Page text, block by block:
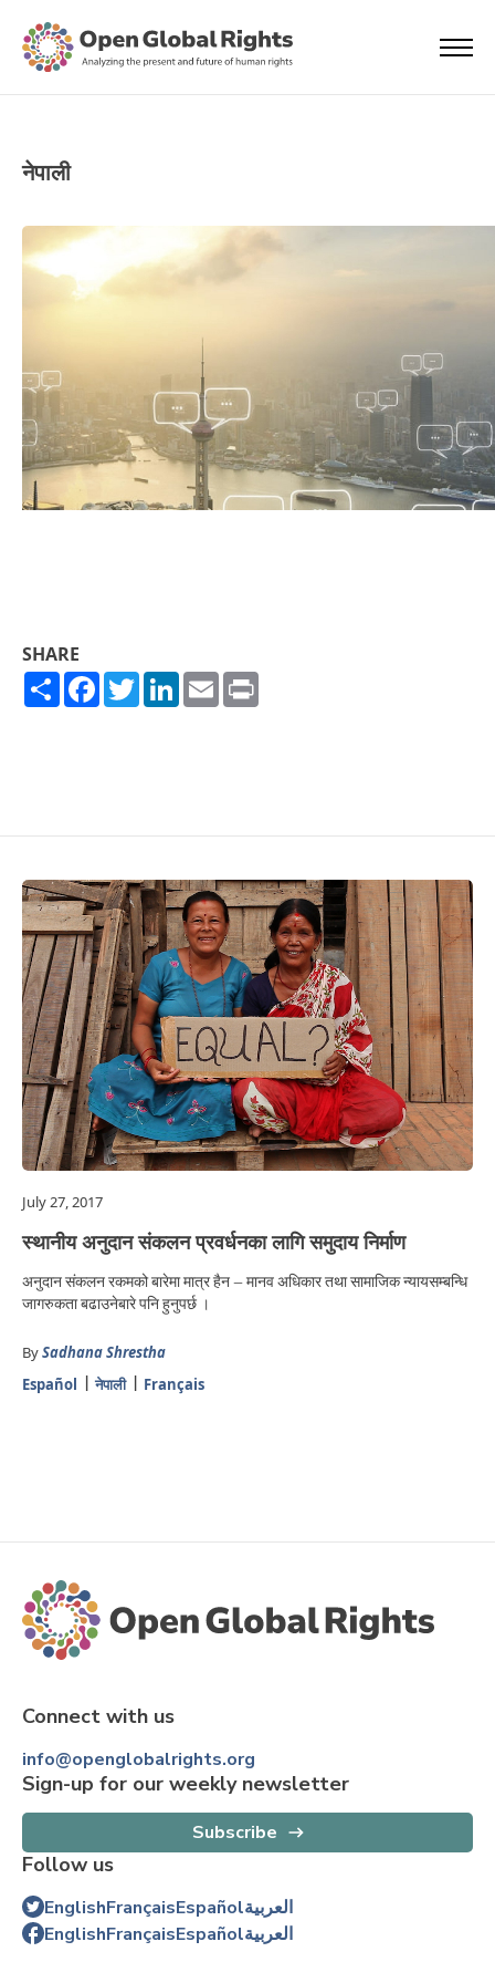
नेपाली
SHARE
ShareFacebook
TwitterLinkedIn
Email
July 27, 2017
स्थानीय अनुदान संकलन प्रवर्धनका लागि समुदाय निर्माण
अनुदान संकलन रकमको बारेमा मात्र हैन – मानव अधिकार तथा सामाजिक न्यायसम्बन्धि
जागरुकता बढाउनेबारे पनि हुनुपर्छ ।
BySadhana Shrestha
Español
नेपाली Français
Connect with us
info@openglobalrights.org
Sign-up for our weekly newsletter
Subscribe
Follow us
EnglishFrançaisEspañolالعربية
EnglishFrançaisEspañolالعربية